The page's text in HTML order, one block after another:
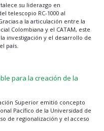
su liderazgo en
telescopio RC-1000 al
a la articulación entre la
Colombiana y el CATAM, este
investigación y el desarrollo de
país.
para la creación de la
Superior emitió concepto
Pacífico de la Universidad de
de regionalización y el acceso